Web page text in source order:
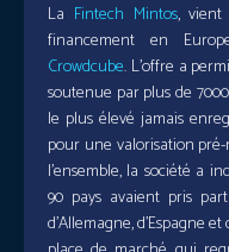
La Fintech Mintos, vient
financement en
Crowdcube. L’offre a
soutenue par plus de
le plus élevé jamais
pour une valorisation pré-
l’ensemble, la société a
90 pays avaient pris
d’Allemagne, d’Espagne